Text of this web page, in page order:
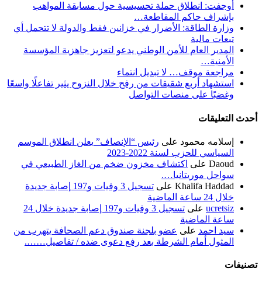
أوجفت: انطلاق حملة تحسيسية حول مسابقة المواهب
بإشراف حاكم المقاطعة…
وزارة الطاقة: الأضرار في خزانين فقط والدولة لا تتحمل أي
تبعات مالية
المدير العام للأمن الوطني يدعو لتعزيز جاهزية المؤسسة
الأمنية…
مراجعة موقف… لا تبديل انتماء
استشهاد أربع شقيقات من رفح خلال النزوح يثير تفاعلًا واسعًا
وغضبًا على منصات التواصل
أحدث التعليقات
إسلامه محمود على رئيس “الإنصاف” يعلن انطلاق الموسم
السياسي للحزب لسنة 2022-2023
Daoud على اكتشاف مخزون ضخم من الغاز الطبيعي في
سواحل موريتانيا….
Khalifa Haddad على
تسجيل 3 وفيات و197 إصابة جديدة
خلال 24 ساعة الماضية
ucretsiz على
تسجيل 3 وفيات و197 إصابة جديدة خلال 24
ساعة الماضية
سيد احمد على عضو بلجنة صندوق دعم الصحافة يتهرب من
المثول أمام الشرطة بعد رفع دعوى ضده / تفاصيل…….
تصنيفات